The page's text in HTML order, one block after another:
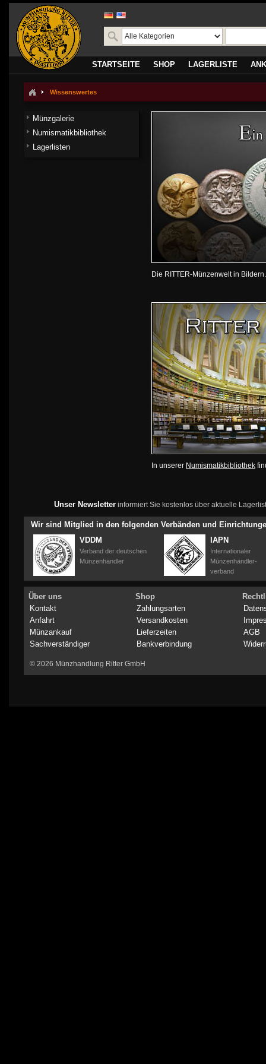
STARTSEITE SHOP LAGERLISTE
Wissenswertes
Die RITTER-Münzenwelt in
In unserer Numismatikbibliothek
Münzgalerie
Numismatikbibliothek
Lagerlisten
Unser Newsletterinformiert Sie kostenlos über aktuelle
Wir sind Mitglied in den folgenden Verbänden und
VDDM
Verband der deutschen
Münzenhändler
IAPN
Internationaler
Münzenhändler-
verband
Über uns
Kontakt
Anfahrt
Münzankauf
Sachverständiger
Shop
Zahlungsarten
Versandkosten
Lieferzeiten
Bankverbindung
AGB
© 2026 Münzhandlung Ritter GmbH